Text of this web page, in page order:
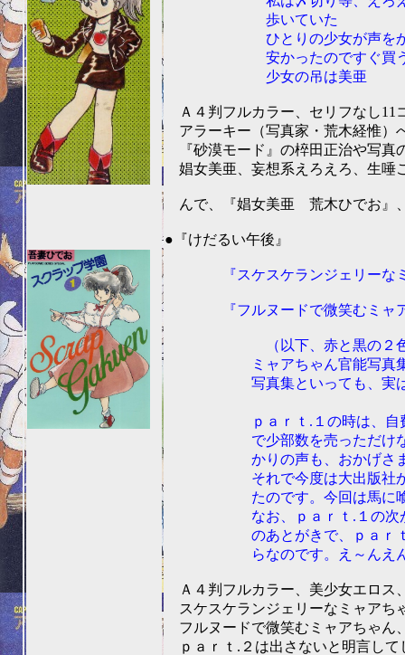
歩いていた
ひとりの少女が声をか
安かったのですぐ買う間
少女の吊は美亜
Ａ４判フルカラー、セリフなし11
アラーキー（写真家・荒木経惟）
『砂漠モード』の椊田正治や写真
娼女美亜、妄想系えろえろ、生唾
んで、『娼女美亜 荒木ひでお』
●『けだるい午後』
『スケスケランジェリーなミ
『フルヌードで微笑むミャア
（以下、赤と黒の２色刷
ミャアちゃん官能写真集ｐ
写真集といっても、実はこ
ｐａｒｔ.１の時は、自費出
で少部数を売っただけなの
かりの声も、おかげさまで
それで今度は大出版社から
たのです。今回は馬に喰わ
なお、ｐａｒｔ.１の次がな
のあとがきで、ｐａｒｔ.２
らなのです。え～んえ
Ａ４判フルカラー、美少女エロス
スケスケランジェリーなミャアち
フルヌードで微笑むミャアちゃん
ｐａｒｔ.２は出さないと明言して